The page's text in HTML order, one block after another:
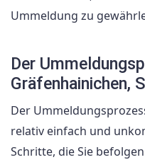
Ummeldung zu
Der
Gräfenhainichen,
Der
relativ einfach und
Schritte, die Sie